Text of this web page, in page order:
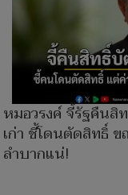
หมอวรงค์ จี้รัฐคืนสิ
เก่า ชี้โดนตัดสิทธิ์ ข
ลำบากแน่!